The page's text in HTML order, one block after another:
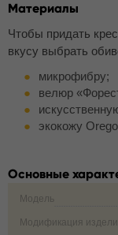
Материалы
Чтобы придать
вкусу выбрать
микрофибру;
велюр
экокожу
Основные
Модель
Модификация